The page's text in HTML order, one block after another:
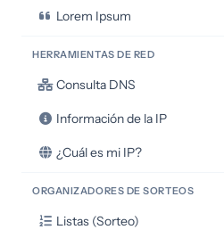
Lorem Ipsum
HERRAMIENTAS DE RED
Consulta DNS
Información de la IP
¿Cuál es mi IP?
ORGANIZADORES DE SORTEOS
Listas (Sorteo)